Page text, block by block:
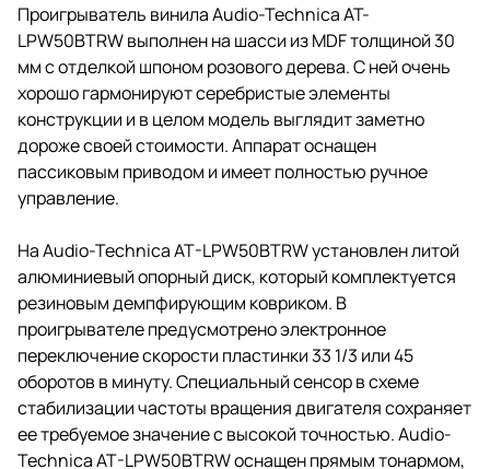
Проигрыватель винила Audio-Technica AT-
LPW50BTRW выполнен на шасси из MDF толщиной 30
мм с отделкой шпоном розового дерева. С ней очень
хорошо гармонируют серебристые элементы
конструкции и в целом модель выглядит заметно
дороже своей стоимости. Аппарат оснащен
пассиковым приводом и имеет полностью ручное
управление.
На Audio-Technica AT-LPW50BTRW установлен литой
алюминиевый опорный диск, который комплектуется
резиновым демпфирующим ковриком. В
проигрывателе предусмотрено электронное
переключение скорости пластинки 33 1/3 или 45
оборотов в минуту. Специальный сенсор в схеме
стабилизации частоты вращения двигателя сохраняет
ее требуемое значение с высокой точностью. Audio-
Technica AT-LPW50BTRW оснащен прямым тонармом,